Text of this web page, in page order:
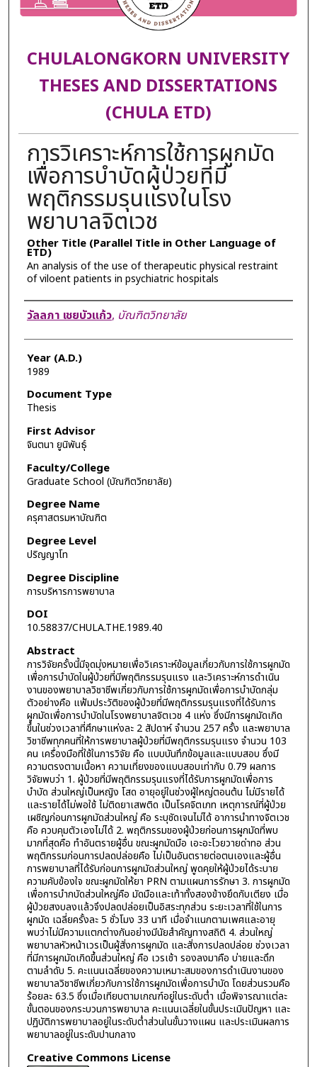
CHULALONGKORN UNIVERSITY
THESES AND DISSERTATIONS
(CHULA ETD)
การวิเคราะห์การใช้การผูกมัด
เพื่อการบำบัดผู้ป่วยที่มี
พฤติกรรมรุนแรงในโรง
พยาบาลจิตเวช
Other Title (Parallel Title in Other Language of
ETD)
An analysis of the use of therapeutic physical restraint
of viloent patients in psychiatric hospitals
Author
วัลลภา เชยบัวแก้ว, บัณฑิตวิทยาลัย
Year (A.D.)
1989
Document Type
Thesis
First Advisor
จินตนา ยูนิพันธุ์
Faculty/College
Graduate School (บัณฑิตวิทยาลัย)
Degree Name
ครุศาสตรมหาบัณฑิต
Degree Level
ปริญญาโท
Degree Discipline
การบริหารการพยาบาล
DOI
10.58837/CHULA.THE.1989.40
Abstract
การวิจัยครั้งนี้มีจุดมุ่งหมายเพื่อวิเคราะห์ข้อมูลเกี่ยวกับการใช้การผูกมัด
เพื่อการบำบัดในผู้ป่วยที่มีพฤติกรรมรุนแรง และวิเคราะห์การดำเนิน
งานของพยาบาลวิชาชีพเกี่ยวกับการใช้การผูกมัดเพื่อการบำบัดกลุ่ม
ตัวอย่างคือ แฟ้มประวัติของผู้ป่วยที่มีพฤติกรรมรุนแรงที่ได้รับการ
ผูกมัดเพื่อการบำบัดในโรงพยาบาลจิตเวช 4 แห่ง ซึ่งมีการผูกมัดเกิด
ขึ้นในช่วงเวลาที่ศึกษาแห่งละ 2 สัปดาห์ จำนวน 257 ครั้ง และพยาบาล
วิชาชีพทุกคนที่ให้การพยาบาลผู้ป่วยที่มีพฤติกรรมรุนแรง จำนวน 103
คน เครื่องมือที่ใช้ในการวิจัย คือ แบบบันทึกข้อมูลและแบบสอบ ซึ่งมี
ความตรงตามเนื้อหา ความเที่ยงของแบบสอบเท่ากับ 0.79 ผลการ
วิจัยพบว่า 1. ผู้ป่วยที่มีพฤติกรรมรุนแรงที่ได้รับการผูกมัดเพื่อการ
บำบัด ส่วนใหญ่เป็นหญิง โสด อายุอยู่ในช่วงผู้ใหญ่ตอนต้น ไม่มีรายได้
และรายได้ไม่พอใช้ ไม่ติดยาเสพติด เป็นโรคจิตเภท เหตุการณ์ที่ผู้ป่วย
เผชิญก่อนการผูกมัดส่วนใหญ่ คือ ระบุชัดเจนไม่ได้ อาการนำทางจิตเวช
คือ ควบคุมตัวเองไม่ได้ 2. พฤติกรรมของผู้ป่วยก่อนการผูกมัดที่พบ
มากที่สุดคือ ทำอันตรายผู้อื่น ขณะผูกมัดมือ เอะอะโวยวายด่าทอ ส่วน
พฤติกรรมก่อนการปลดปล่อยคือ ไม่เป็นอันตรายต่อตนเองและผู้อื่น
การพยาบาลที่ได้รับก่อนการผูกมัดส่วนใหญ่ พูดคุยให้ผู้ป่วยได้ระบาย
ความคับข้องใจ ขณะผูกมัดให้ยา PRN ตามแผนการรักษา 3. การผูกมัด
เพื่อการบำกบัดส่วนใหญ่คือ มัดมือและเท้าทั้งสองข้างยึดกับเตียง เมื่อ
ผู้ป่วยสงบลงแล้วจึงปลดปล่อยเป็นอิสระทุกส่วน ระยะเวลาที่ใช้ในการ
ผูกมัด เฉลี่ยครั้งละ 5 ชั่วโมง 33 นาที เมื่อจำแนกตามเพศและอายุ
พบว่าไม่มีความแตกต่างกันอย่างมีนัยสำคัญทางสถิติ 4. ส่วนใหญ่
พยาบาลหัวหน้าเวรเป็นผู้สั่งการผูกมัด และสั่งการปลดปล่อย ช่วงเวลา
ที่มีการผูกมัดเกิดขึ้นส่วนใหญ่ คือ เวรเช้า รองลงมาคือ บ่ายและดึก
ตามลำดับ 5. คะแนนเฉลี่ยของความเหมาะสมของการดำเนินงานของ
พยาบาลวิชาชีพเกี่ยวกับการใช้การผูกมัดเพื่อการบำบัด โดยส่วนรวมคือ
ร้อยละ 63.5 ซึ่งเมื่อเทียบตามเกณฑ์อยู่ในระดับต่ำ เมื่อพิจารณาแต่ละ
ขั้นตอนของกระบวนการพยาบาล คะแนนเฉลี่ยในขั้นประเมินปัญหา และ
ปฏิบัติการพยาบาลอยู่ในระดับต่ำส่วนในขั้นวางแผน และประเมินผลการ
พยาบาลอยู่ในระดับปานกลาง
Creative Commons License